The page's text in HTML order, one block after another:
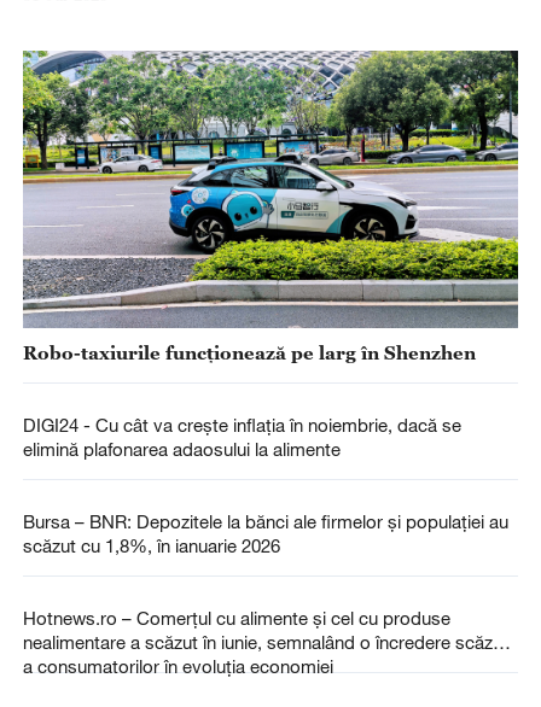
Robo-taxiurile funcționează pe larg în Shenzhen
DIGI24 - Cu cât va crește inflația în noiembrie, dacă se
elimină plafonarea adaosului la alimente
Bursa – BNR: Depozitele la bănci ale firmelor şi populaţiei au
scăzut cu 1,8%, în ianuarie 2026
Hotnews.ro – Comerțul cu alimente și cel cu produse
nealimentare a scăzut în iunie, semnalând o încredere scăzută
a consumatorilor în evoluția economiei